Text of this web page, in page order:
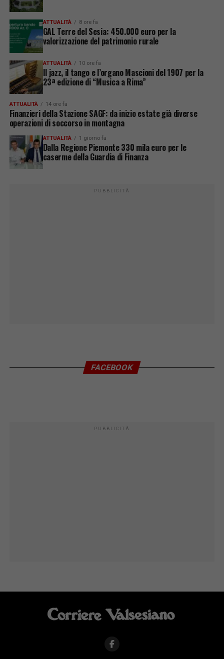
ATTUALITÀ 8 ore fa
GAL Terre del Sesia: 450.000 euro per la
valorizzazione del patrimonio rurale
ATTUALITÀ 10 ore fa
Il jazz, il tango e l’organo Mascioni del 1907 per la
23ª edizione di “Musica a Rima”
ATTUALITÀ 14 ore fa
Finanzieri della Stazione SAGF: da inizio estate già diverse
operazioni di soccorso in montagna
ATTUALITÀ 1 giorno fa
Dalla Regione Piemonte 330 mila euro per le
caserme della Guardia di Finanza
PUBBLICITÀ
FACEBOOK
PUBBLICITÀ